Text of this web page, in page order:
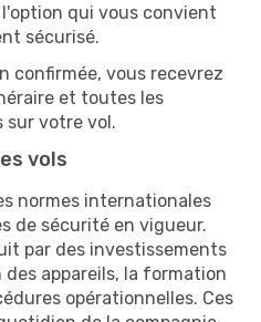
qui vous convient
sécurisé.
confirmée, vous recevrez
et toutes les
sur votre vol.
vols
normes internationales
de sécurité en vigueur.
par des investissements
appareils, la formation
opérationnelles. Ces